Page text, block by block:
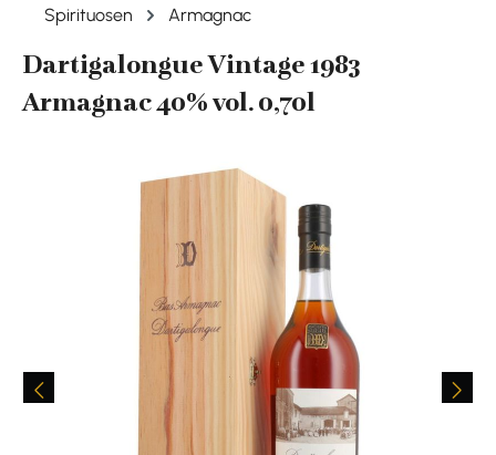
Spirituosen Armagnac
Dartigalongue Vintage 1983
Armagnac 40% vol. 0,70l
Bildergalerie überspringen